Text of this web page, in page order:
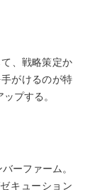
、戦略策定か
がけるのが特
プする。
ーファーム。
キューション